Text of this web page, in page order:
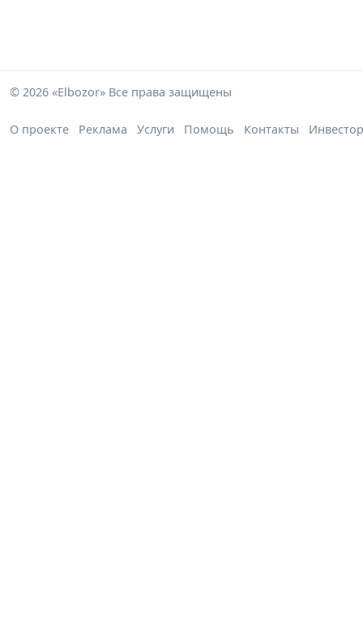
© 2026 «Elbozor» Все права защищены
О проекте Реклама Услуги Помощь Контакты